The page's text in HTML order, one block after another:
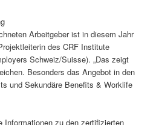
Arbeitgeber ist in diesem Jahr
des CRF Institute
Schweiz/Suisse). „Das zeigt
Besonders das Angebot in den
und Sekundäre Benefits & Worklife
Informationen zu den zertifizierten